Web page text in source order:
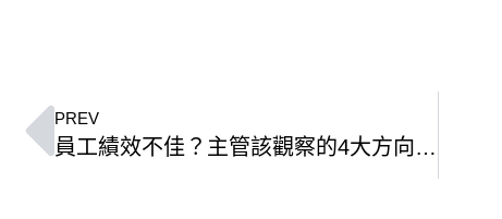
PREV
員工績效不佳？主管該觀察的4大方向…